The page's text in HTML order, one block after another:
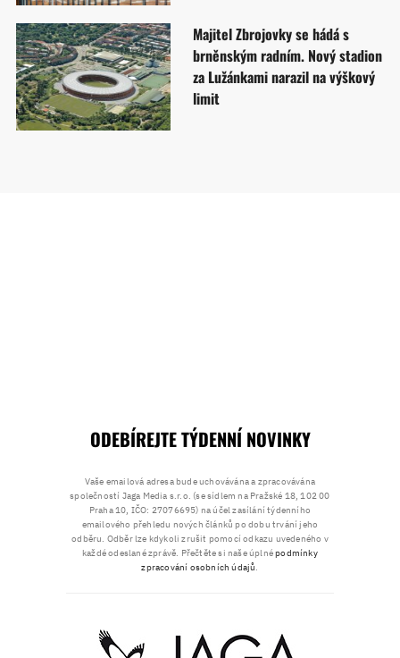
Majitel Zbrojovky se hádá s
brněnským radním. Nový stadion
za Lužánkami narazil na výškový
limit
ODEBÍREJTE TÝDENNÍ NOVINKY
Vaše emailová adresa bude uchovávána a zpracovávána
společností Jaga Media s.r.o. (se sídlem na Pražské 18, 102 00
Praha 10, IČO: 27076695) na účel zasílání týdenního
emailového přehledu nových článků po dobu trvání jeho
odběru. Odběr lze kdykoli zrušit pomocí odkazu uvedeného v
každé odeslané zprávě. Přečtěte si naše úplnépodmínky
zpracování osobních údajů.